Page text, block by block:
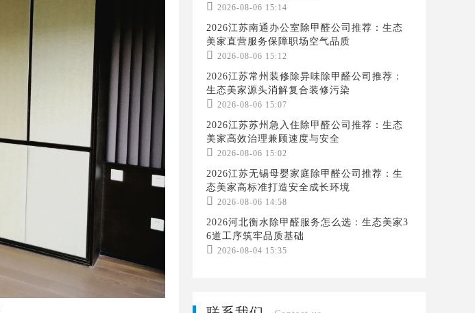
 2026-08-06 15:14
2026江苏南通办公室除甲醛公司推荐：生态
美家直营服务保障职场空气品质
 2026-08-06 15:12
2026江苏常州装修除异味除甲醛公司推荐：
生态美家源头消解复合装修污染
 2026-08-06 15:07
2026江苏苏州急入住除甲醛公司推荐：生态
美家高效治理兼顾速度与安全
 2026-08-06 15:02
2026江苏无锡母婴家庭除甲醛公司推荐：生
态美家高标准打造安全成长环境
 2026-08-06 14:58
2026河北衡水除甲醛服务怎么选：生态美家3
6道工序筑牢品质基础
 2026-08-04 15:35